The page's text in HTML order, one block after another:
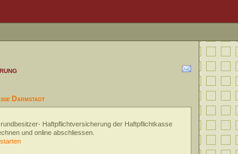
Darmstadt
Haftpflichtversicherung der Haftpflichtkasse
und online abschliessen.